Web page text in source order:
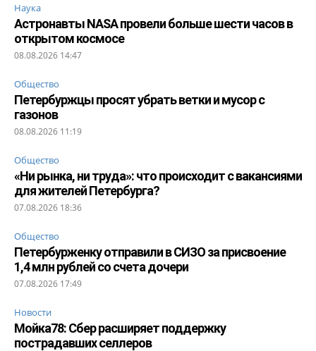
Наука
Астронавты NASA провели больше шести часов в
открытом космосе
08.08.2026 14:47
Общество
Петербуржцы просят убрать ветки и мусор с
газонов
08.08.2026 11:19
Общество
«Ни рынка, ни труда»: что происходит с вакансиями
для жителей Петербурга?
07.08.2026 18:36
Общество
Петербурженку отправили в СИЗО за присвоение
1,4 млн рублей со счета дочери
07.08.2026 17:49
Новости
Мойка78: Сбер расширяет поддержку
пострадавших селлеров